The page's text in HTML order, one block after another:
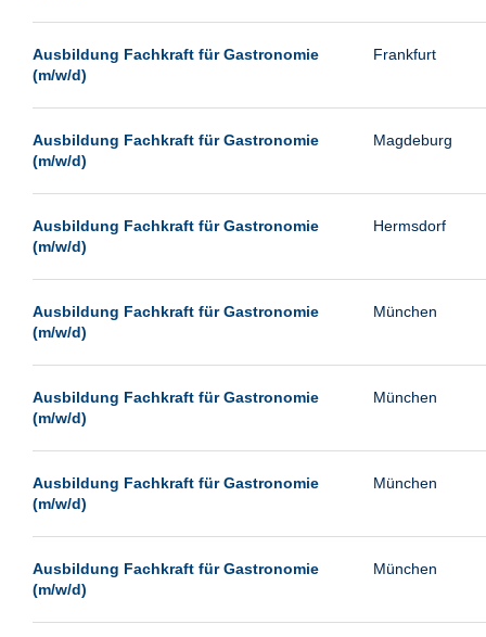
Mainz
Neu-Isenburg
Neubrandenburg
Paderborn
Passau
Schwerin
Siegen
Ausbildung Fachkraft für Gastronomie
(m/w/d)
Frankfurt
Ausbildung Fachkraft für Gastronomie
(m/w/d)
Magdeburg
Ausbildung Fachkraft für Gastronomie
(m/w/d)
Hermsdorf
Ausbildung Fachkraft für Gastronomie
(m/w/d)
München
Ausbildung Fachkraft für Gastronomie
(m/w/d)
München
Ausbildung Fachkraft für Gastronomie
(m/w/d)
München
Ausbildung Fachkraft für Gastronomie
(m/w/d)
München